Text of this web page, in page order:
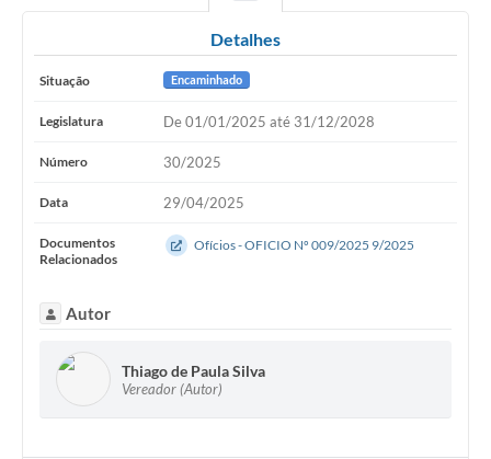
Detalhes
Situação Encaminhado
Legislatura De 01/01/2025 até 31/12/2028
Número 30/2025
Data 29/04/2025
Documentos
Relacionados
Ofícios - OFICIO Nº 009/2025 9/2025
Autor
Thiago de Paula Silva
Vereador (Autor)